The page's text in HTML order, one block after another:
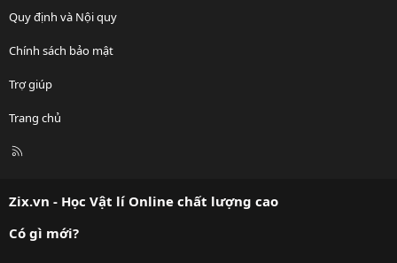
Quy định và Nội quy
Chính sách bảo mật
Trợ giúp
Trang chủ
R
Zix.vn - Học Vật lí Online chất lượng cao
Có gì mới?